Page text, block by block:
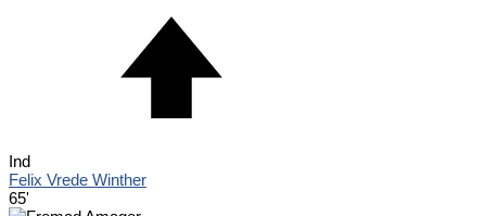
Ind
Felix Vrede Winther
65'